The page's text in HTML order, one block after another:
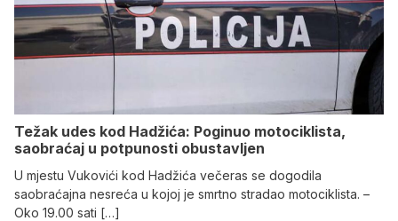
Težak udes kod Hadžića: Poginuo motociklista,
saobraćaj u potpunosti obustavljen
U mjestu Vukovići kod Hadžića večeras se dogodila
saobraćajna nesreća u kojoj je smrtno stradao motociklista. –
Oko 19.00 sati […]